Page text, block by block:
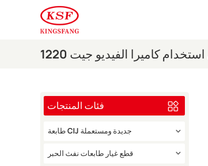
كاميرا الفيديو جيت 1220
فئات المنتجات
طابعة CIJ جديدة ومستعملة
قطع غيار طابعات نفث الحبر